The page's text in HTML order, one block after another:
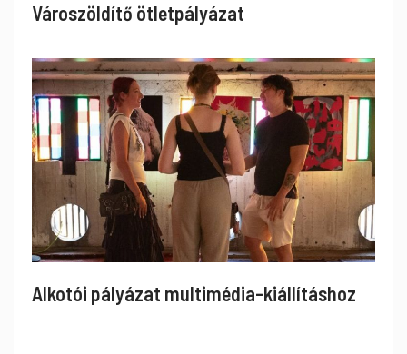
Városzöldítő ötletpályázat
Alkotói pályázat multimédia-kiállításhoz